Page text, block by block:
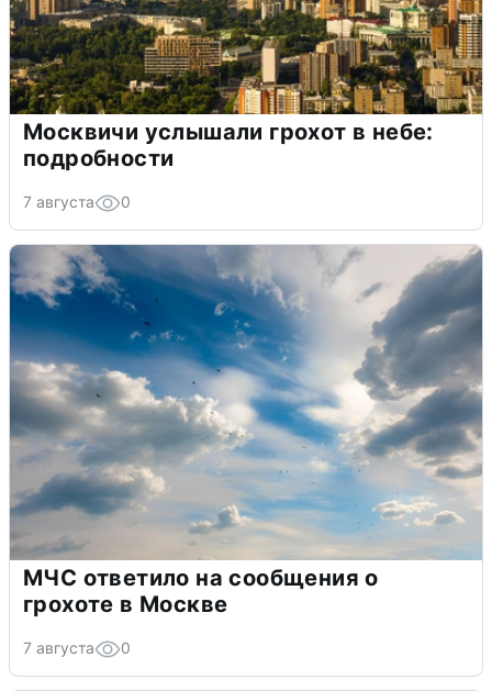
Москвичи услышали грохот в небе:
подробности
7 августа 0
МЧС ответило на сообщения о
грохоте в Москве
7 августа 0